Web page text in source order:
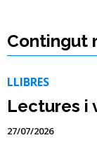
Contingut
LLIBRES
Lectures i
27/07/2026